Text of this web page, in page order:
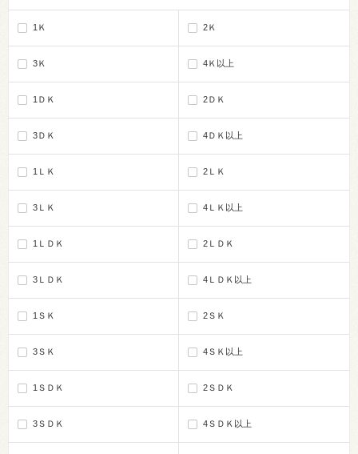
1Ｋ 2Ｋ
3Ｋ 4Ｋ以上
1ＤＫ 2ＤＫ
3ＤＫ 4ＤＫ以上
1ＬＫ 2ＬＫ
3ＬＫ 4ＬＫ以上
1ＬＤＫ 2ＬＤＫ
3ＬＤＫ 4ＬＤＫ以上
1ＳＫ 2ＳＫ
3ＳＫ 4ＳＫ以上
1ＳＤＫ 2ＳＤＫ
3ＳＤＫ 4ＳＤＫ以上